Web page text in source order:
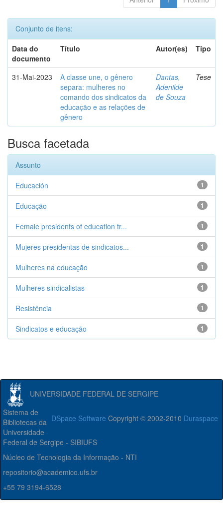
Conjunto de itens:
Data do
documento
Título Autor(es) Tipo
31-Mai-2023
A classe une, o gênero
separa: mulheres no
comando dos sindicatos da
educação e as relações de
gênero
Dantas,
Adenilde
de Souza
Tese
Busca facetada
Assunto
1
Educación
1
Educação
1
Female presidents of education tr...
1
Mujeres presidentas de sindicatos...
1
Mulheres na educação
1
Mulheres sindicalistas
1
Resistência
1
Sindicatos e educação
UNIVERSIDADE FEDERAL DE SERGIPE
DSpace Software Copyright © 2002-2010 Duraspace
Sistema de
Bibliotecas da
Universidade
Federal de Sergipe - SIBIUFS
Núcleo de Tecnologia da Informação - NTI
repositorio@academico.ufs.br
+55 79 3194-6528